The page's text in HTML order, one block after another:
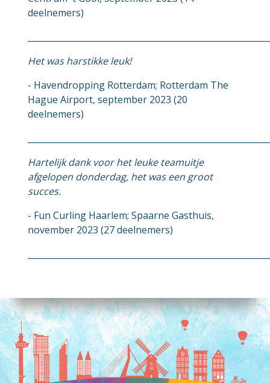
deelnemers)
Het was harstikke leuk!
- Havendropping Rotterdam; Rotterdam The
Hague Airport, september 2023 (20
deelnemers)
Hartelijk dank voor het leuke teamuitje
afgelopen donderdag, het was een groot
succes.
- Fun Curling Haarlem; Spaarne Gasthuis,
november 2023 (27 deelnemers)